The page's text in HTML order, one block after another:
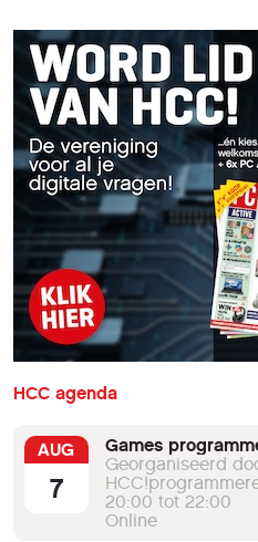
HCC agenda
AUG
7
Games
Georganiseerd
20:00 tot 22:00
Online